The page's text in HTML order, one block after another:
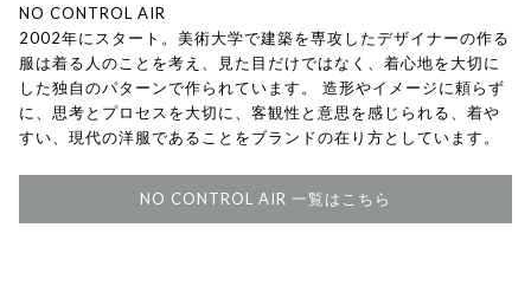
NO CONTROL AIR
2002年にスタート。美術大学で建築を専攻したデザイナーの作る
服は着る人のことを考え、見た目だけではなく、着心地を大切に
した独自のパターンで作られています。 造形やイメージに頼らず
に、思考とプロセスを大切に、客観性と意思を感じられる、着や
すい、現代の洋服であることをブランドの在り方としています。
NO CONTROL AIR 一覧はこちら